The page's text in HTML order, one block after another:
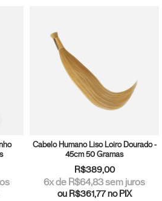
Cabelo Humano Liso Loiro Dourado -
45cm 50 Gramas
R$389,00
6x de R$64,83sem juros
ou R$361,77no PIX